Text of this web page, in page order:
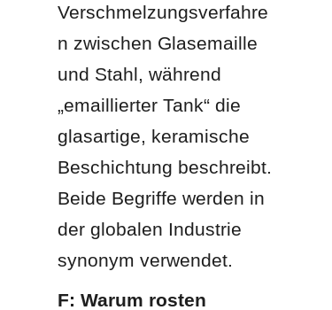
Verschmelzungsverfahre
n zwischen Glasemaille
und Stahl, während
„emaillierter Tank“ die
glasartige, keramische
Beschichtung beschreibt.
Beide Begriffe werden in
der globalen Industrie
synonym verwendet.
F: Warum rosten